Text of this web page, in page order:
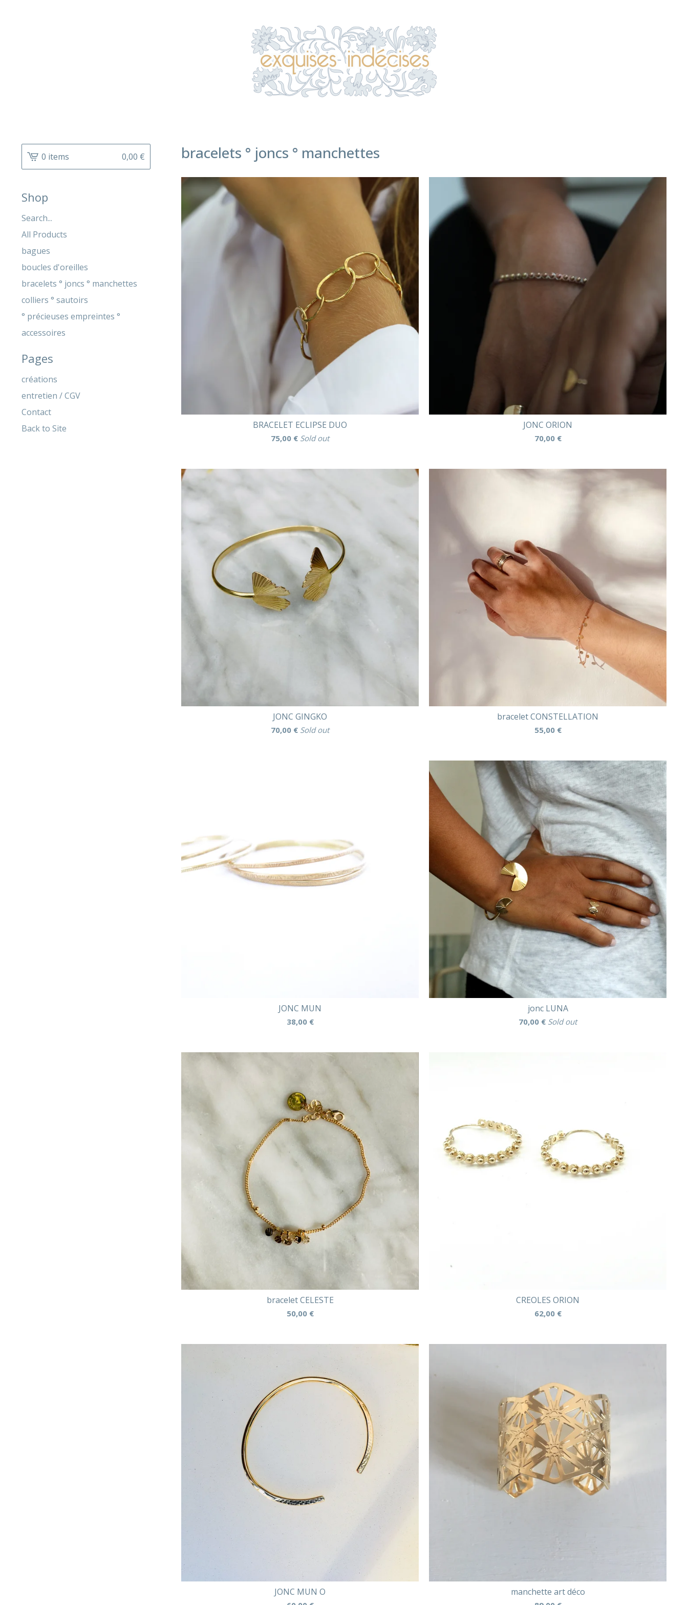
bracelets ° joncs ° manchettes
BRACELET ECLIPSE DUO
75,00 € Sold out
JONC ORION
70,00 €
JONC GINGKO
70,00 € Sold out
bracelet CONSTELLATION
55,00 €
JONC MUN
38,00 €
jonc LUNA
70,00 € Sold out
bracelet CELESTE
50,00 €
CREOLES ORION
62,00 €
JONC MUN O manchette art déco
0 items 0,00 €
Shop
Search
products
All Products
bagues
boucles d'oreilles
bracelets ° joncs ° manchettes
colliers ° sautoirs
° précieuses empreintes °
accessoires
Pages
créations
entretien / CGV
Contact
Back to Site